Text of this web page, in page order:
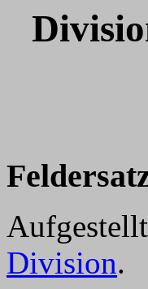
Division.